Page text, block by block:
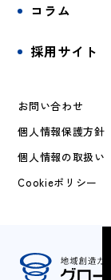
コラム
採用サイト
お問い合わせ
個人情報保護方針
個人情報の取扱い
Cookieポリシー